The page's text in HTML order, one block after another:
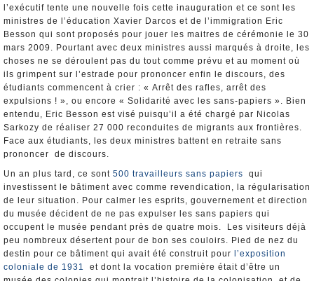
l’exécutif tente une nouvelle fois cette inauguration et ce sont les
ministres de l’éducation Xavier Darcos et de l’immigration Eric
Besson qui sont proposés pour jouer les maitres de cérémonie le 30
mars 2009. Pourtant avec deux ministres aussi marqués à droite, les
choses ne se déroulent pas du tout comme prévu et au moment où
ils grimpent sur l’estrade pour prononcer enfin le discours, des
étudiants commencent à crier : « Arrêt des rafles, arrêt des
expulsions ! », ou encore « Solidarité avec les sans-papiers ». Bien
entendu, Eric Besson est visé puisqu’il a été chargé par Nicolas
Sarkozy de réaliser 27 000 reconduites de migrants aux frontières.
Face aux étudiants, les deux ministres battent en retraite sans
prononcer de discours.
Un an plus tard, ce sont 500 travailleurs sans papiers
qui
investissent le bâtiment avec comme revendication, la régularisation
de leur situation. Pour calmer les esprits, gouvernement et direction
du musée décident de ne pas expulser les sans papiers qui
occupent le musée pendant près de quatre mois. Les visiteurs déjà
peu nombreux désertent pour de bon ses couloirs. Pied de nez du
destin pour ce bâtiment qui avait été construit pour
l’exposition
coloniale de 1931
et dont la vocation première était d’être un